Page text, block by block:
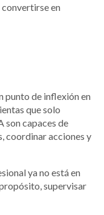
en
punto de inflexión en
que solo
son capaces de
coordinar acciones y
ya no está en
supervisar